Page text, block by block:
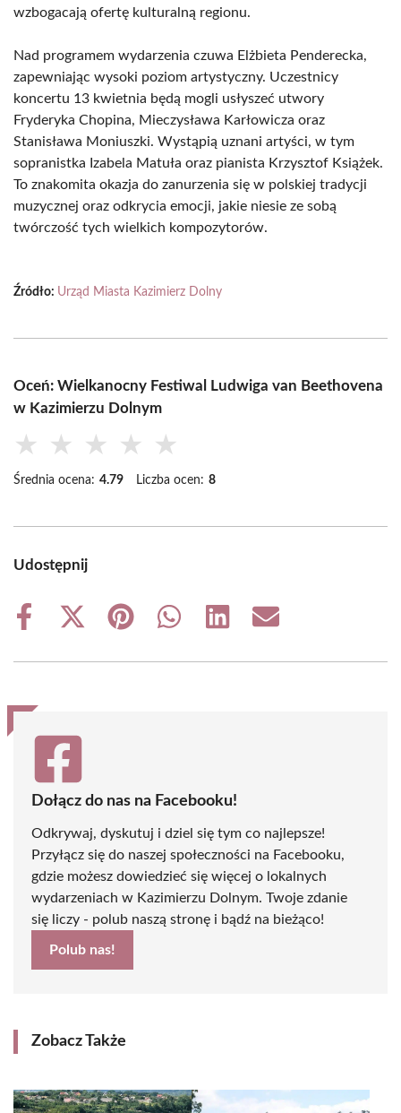
wzbogacają ofertę kulturalną regionu.
Nad programem wydarzenia czuwa Elżbieta Penderecka,
zapewniając wysoki poziom artystyczny. Uczestnicy
koncertu 13 kwietnia będą mogli usłyszeć utwory
Fryderyka Chopina, Mieczysława Karłowicza oraz
Stanisława Moniuszki. Wystąpią uznani artyści, w tym
sopranistka Izabela Matuła oraz pianista Krzysztof Książek.
To znakomita okazja do zanurzenia się w polskiej tradycji
muzycznej oraz odkrycia emocji, jakie niesie ze sobą
twórczość tych wielkich kompozytorów.
Źródło: Urząd Miasta Kazimierz Dolny
Oceń: Wielkanocny Festiwal Ludwiga van Beethovena
w Kazimierzu Dolnym
★ ★ ★ ★ ★
Średnia ocena: 4.79 Liczba ocen: 8
Udostępnij
Share
Share
(Twitter)
Share
Share
Share
Share
Dołącz do nas na Facebooku!
Odkrywaj, dyskutuj i dziel się tym co najlepsze!
Przyłącz się do naszej społeczności na Facebooku,
gdzie możesz dowiedzieć się więcej o lokalnych
wydarzeniach w Kazimierzu Dolnym. Twoje zdanie
się liczy - polub naszą stronę i bądź na bieżąco!
Polub nas!
Zobacz Także